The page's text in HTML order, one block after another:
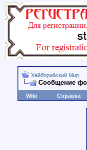
Хайборийский Мир
Сообщение
Wiki Справка